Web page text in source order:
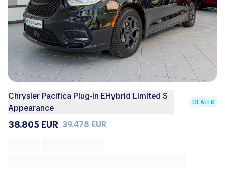
Chrysler Pacifica Plug-In EHybrid Limited S
Appearance
DEALER
38.805 EUR 39.478 EUR